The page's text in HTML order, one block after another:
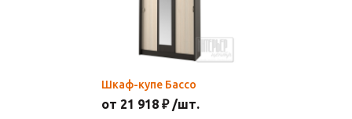
Шкаф-купе Бассо
от 21 918 ₽ /шт.